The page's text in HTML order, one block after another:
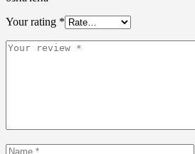
Your rating *